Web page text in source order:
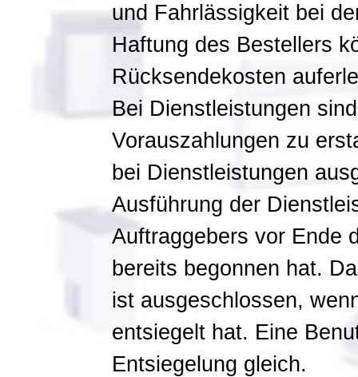
und Fahrlässigkeit bei
Haftung des Bestellers
Rücksendekosten
Bei Dienstleistungen
Vorauszahlungen zu
bei Dienstleistungen
Ausführung der
Auftraggebers vor Ende
bereits begonnen hat.
ist ausgeschlossen,
entsiegelt hat. Eine
Entsiegelung gleich.